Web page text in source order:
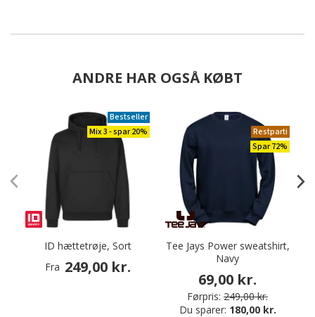
ANDRE HAR OGSÅ KØBT
Bestseller
Mix 3 - spar 20%
ID hættetrøje, Sort
Fra 249,00 kr.
Restparti
Spar 72%
Tee Jays Power sweatshirt,
Navy
69,00 kr.
Førpris: 249,00 kr.
Du sparer: 180,00 kr.